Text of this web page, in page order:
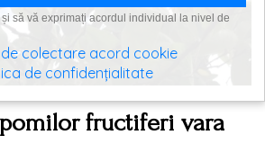
fructiferi vara
să vă exprimați acordul individual la nivel de
colectare acord cookie
de confidențialitate